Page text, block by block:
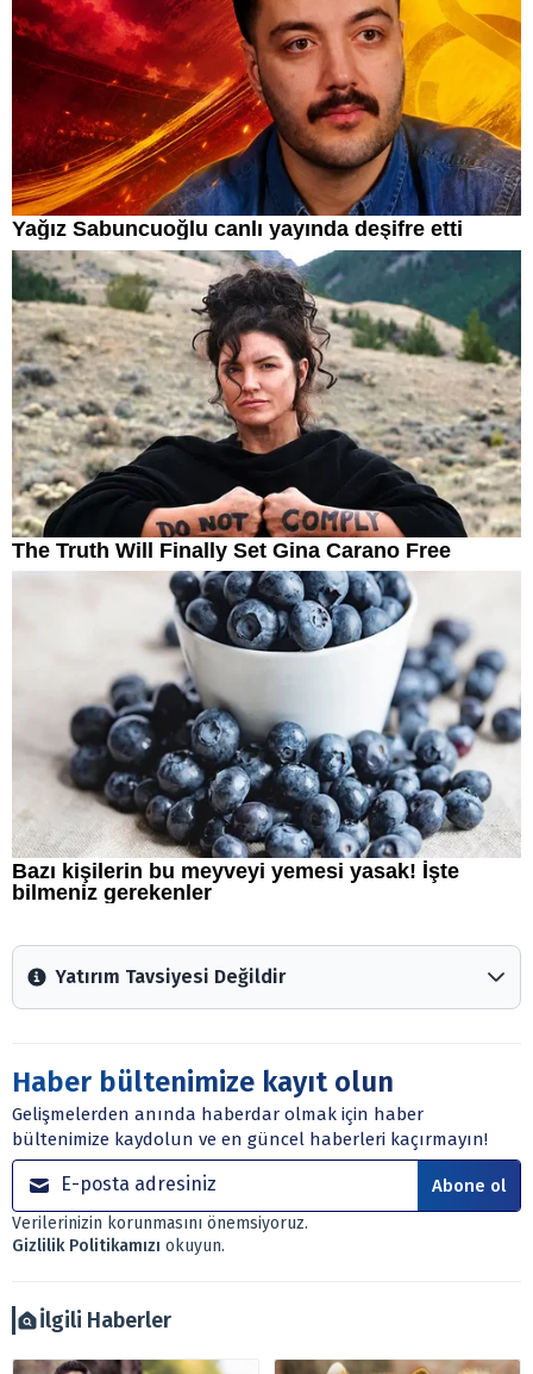
Yatırım Tavsiyesi Değildir
Arztakvimi.com.tr içerisinde yayınlanan bilgiler, yorumlar
Sitede yer alan tüm içerikler kişisel görüşlere
dayanmaktadır. Yatırım danışmanlığı hizmeti; aracı
kurumlar, mevduat kabul etmeyen bankalar, portföy
yönetim şirketleri ile müşteri arasında imzalanacak
sözleşme çerçevesinde sunulmaktadır.
Sitemizde bulunan bilgiler ve görüşler, sizin mali
durumunuz, risk – getiri beklentileriniz ile uyuşmayabilir.
Ayrıca burada yer alan bilgilere dayanarak, yatırım kararı
zararlardan, arztakvimi.com.tr sorumlu tutulamaz.
Haber bültenimize kayıt olun
Gelişmelerden anında haberdar olmak için haber
bültenimize kaydolun ve en güncel haberleri kaçırmayın!
Abone ol
Verilerinizin korunmasını önemsiyoruz.
Gizlilik Politikamızı okuyun.
İlgili Haberler